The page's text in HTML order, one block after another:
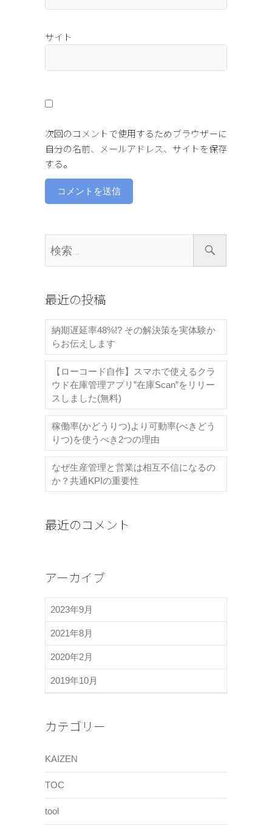
サイト
次回のコメントで使用するためブラウザーに
自分の名前、メールアドレス、サイトを保存
する。
索…
最近の投稿
納期遅延率48%!? その解決策を実体験か
らお伝えします
【ローコード自作】スマホで使えるクラ
ウド在庫管理アプリ”在庫Scan”をリリー
スしました(無料)
稼働率(かどうりつ)より可動率(べきどう
りつ)を使うべき2つの理由
なぜ生産管理と営業は相互不信になるの
か？共通KPIの重要性
最近のコメント
アーカイブ
2023年9月
2021年8月
2020年2月
2019年10月
カテゴリー
KAIZEN
TOC
tool